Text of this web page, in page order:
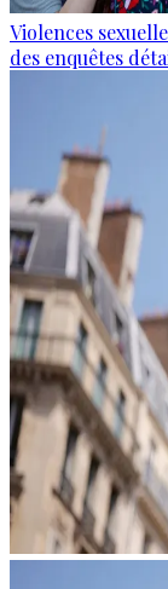
Violences
des enquêtes